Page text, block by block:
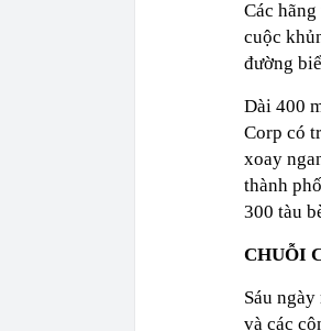
Các
cuộc
đường
Dài 400
Corp có
xoay
thành
300 tàu
CHUỖI
Sáu
và các